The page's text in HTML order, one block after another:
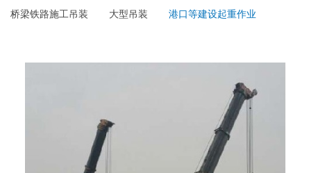
桥梁铁路施工吊装 大型吊装 港口等建设起重作业